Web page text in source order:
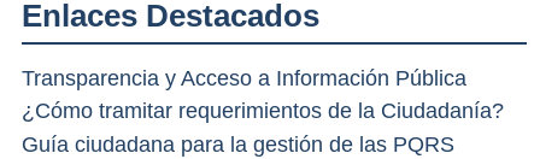
Enlaces Destacados
Transparencia y Acceso a Información Pública
¿Cómo tramitar requerimientos de la Ciudadanía?
Guía ciudadana para la gestión de las PQRS